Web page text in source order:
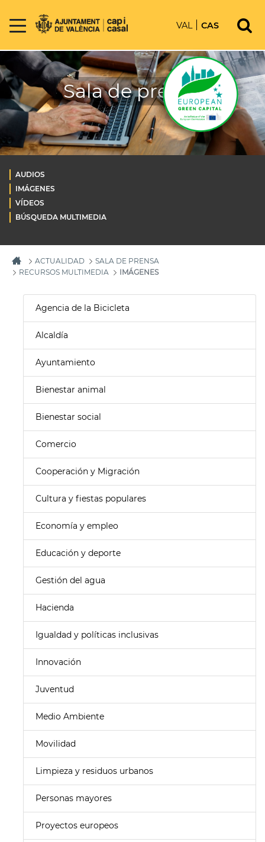
VAL CAS
Sala de prensa
AUDIOS
IMÁGENES
VÍDEOS
BÚSQUEDA MULTIMEDIA
ACTUALIDAD
SALA DE PRENSA
RECURSOS MULTIMEDIA
IMÁGENES
Agencia de la Bicicleta
Alcaldía
Ayuntamiento
Bienestar animal
Bienestar social
Comercio
Cooperación y Migración
Cultura y fiestas populares
Economía y empleo
Educación y deporte
Gestión del agua
Hacienda
Igualdad y políticas inclusivas
Innovación
Juventud
Medio Ambiente
Movilidad
Limpieza y residuos urbanos
Personas mayores
Proyectos europeos